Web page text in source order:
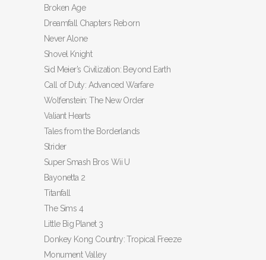
Broken Age
Dreamfall Chapters Reborn
Never Alone
Shovel Knight
Sid Meier’s Civilization: Beyond Earth
Call of Duty: Advanced Warfare
Wolfenstein: The New Order
Valiant Hearts
Tales from the Borderlands
Strider
Super Smash Bros Wii U
Bayonetta 2
Titanfall
The Sims 4
Little Big Planet 3
Donkey Kong Country: Tropical Freeze
Monument Valley